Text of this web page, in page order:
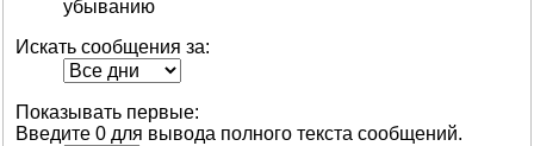
убыванию
Искать сообщения за:
Показывать первые:
Введите 0 для вывода полного текста сообщений.